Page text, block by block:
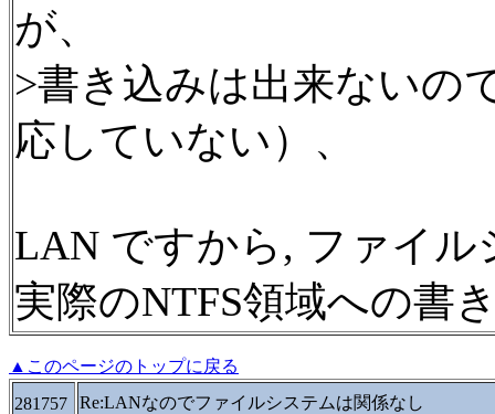
が、
>書き込みは出来ないの
応していない）、
LAN ですから, ファイ
実際のNTFS領域への書
▲このページのトップに戻る
281757
Re:LANなのでファイルシステムは関係なし